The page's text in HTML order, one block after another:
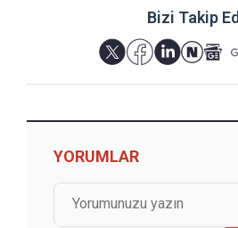
Bizi Takip
YORUMLAR